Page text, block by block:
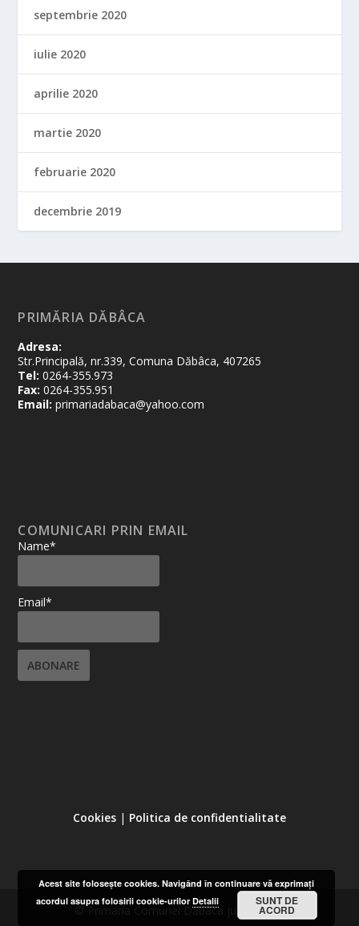
septembrie 2020
iulie 2020
aprilie 2020
martie 2020
februarie 2020
decembrie 2019
PRIMĂRIA DĂBÂCA
Adresa:
Str.Principală, nr.339, Comuna Dăbâca, 407265
Tel: 0264-355.973
Fax: 0264-355.951
Email: primariadabaca@yahoo.com
COMUNICARI PRIN EMAIL
Name*
Email*
Cookies | Politica de confidentialitate
© Primaria Comunei Dăbâca județul Cluj
Acest site foloseşte cookies. Navigând în continuare vă exprimaţi
acordul asupra folosirii cookie-urilor Detalii SUNT DE
ACORD